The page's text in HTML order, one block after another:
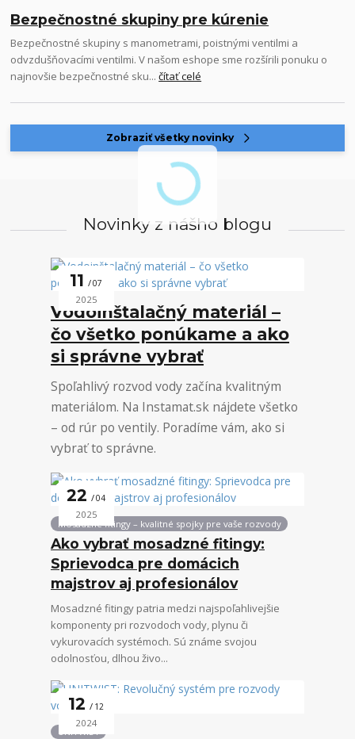
Bezpečnostné skupiny pre kúrenie
Bezpečnostné skupiny s manometrami, poistnými ventilmi a
odvzdušňovacími ventilmi. V našom eshope sme rozšírili ponuku o
najnovšie bezpečnostné sku...čítať celé
Zobraziť všetky novinky
Novinky z nášho blogu
11 07
2025
Vodoinštalačný materiál –
čo všetko ponúkame a ako
si správne vybrať
Spoľahlivý rozvod vody začína kvalitným
materiálom. Na Instamat.sk nájdete všetko
– od rúr po ventily. Poradíme vám, ako si
vybrať to správne.
22 04
2025
Mosadzné fitingy – kvalitné spojky pre vaše rozvody
Ako vybrať mosadzné fitingy:
Sprievodca pre domácich
majstrov aj profesionálov
Mosadzné fitingy patria medzi najspoľahlivejšie
komponenty pri rozvodoch vody, plynu či
vykurovacích systémoch. Sú známe svojou
odolnosťou, dlhou živo...
12 12
2024
UNITWIST